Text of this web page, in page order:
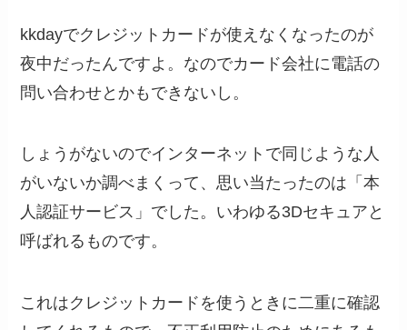
kkdayでクレジットカードが使えなくなったのが
夜中だったんですよ。なのでカード会社に電話の
問い合わせとかもできないし。
しょうがないのでインターネットで同じような人
がいないか調べまくって、思い当たったのは「本
人認証サービス」でした。いわゆる3Dセキュアと
呼ばれるものです。
これはクレジットカードを使うときに二重に確認